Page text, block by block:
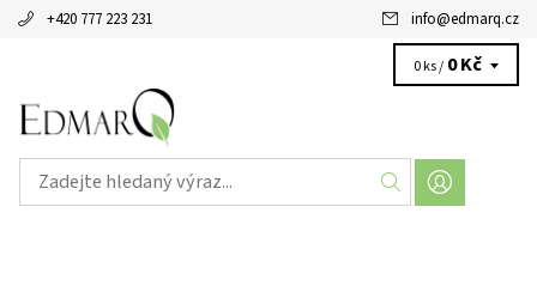
+420 777 223 231 info@edmarq.cz
0 ks / 0 Kč